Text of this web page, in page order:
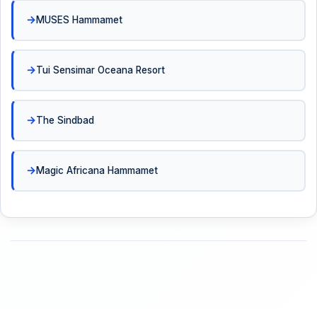
MUSES Hammamet
Tui Sensimar Oceana Resort
The Sindbad
Magic Africana Hammamet